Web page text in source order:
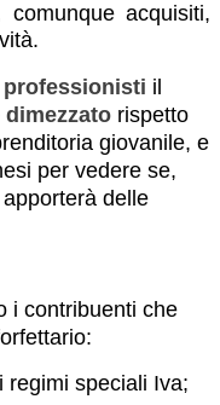
comunque acquisiti,
professionisti il
dimezzato rispetto
giovanile, e
per vedere se,
delle
i contribuenti che
regimi speciali Iva;